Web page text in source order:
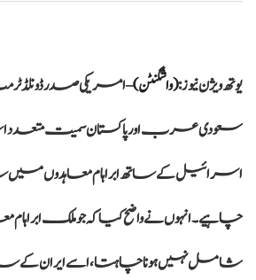
یوتھ ویژن نیوز:(واشگنٹن)– امریکی صدر ڈونلڈ
سعودی عرب اور پاکستان سمیت متعدد
اسرائیل کے ساتھ ابراہام معاہدوں
چاہیے۔ انہوں نے واضح کیا کہ جو ملک
شامل نہیں ہونا چاہتا، اسے ایران کے